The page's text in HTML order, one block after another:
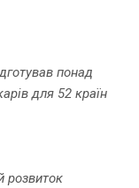
понад
для 52 країн
розвиток